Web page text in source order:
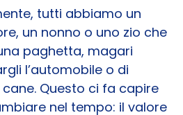
tutti abbiamo un
un nonno o uno zio che
paghetta, magari
l’automobile o di
Questo ci fa capire
nel tempo: il valore